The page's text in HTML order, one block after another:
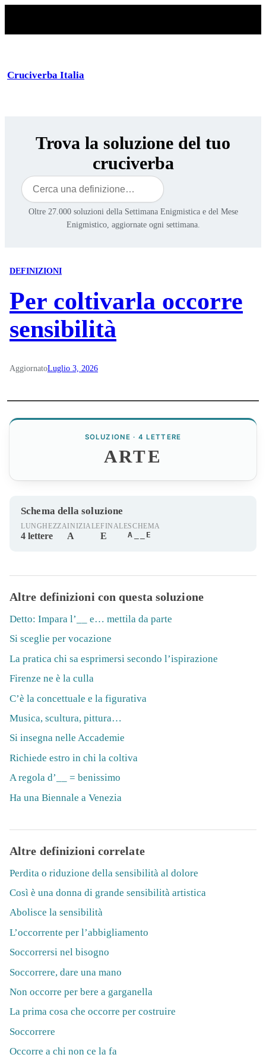
Cruciverba Italia
Trova la soluzione del tuo
cruciverba
Cerca
Oltre 27.000 soluzioni della Settimana Enigmistica e del Mese
Enigmistico, aggiornate ogni settimana.
DEFINIZIONI
Per coltivarla occorre
sensibilità
AggiornatoLuglio 3, 2026
SOLUZIONE · 4 LETTERE
ARTE
Schema della soluzione
LUNGHEZZA
4 lettere
INIZIALE
A
FINALE
E
SCHEMA
A__E
Altre definizioni con questa soluzione
Detto: Impara l’__ e… mettila da parte
Si sceglie per vocazione
La pratica chi sa esprimersi secondo l’ispirazione
Firenze ne è la culla
C’è la concettuale e la figurativa
Musica, scultura, pittura…
Si insegna nelle Accademie
Richiede estro in chi la coltiva
A regola d’__ = benissimo
Ha una Biennale a Venezia
Altre definizioni correlate
Perdita o riduzione della sensibilità al dolore
Così è una donna di grande sensibilità artistica
Abolisce la sensibilità
L’occorrente per l’abbigliamento
Soccorrersi nel bisogno
Soccorrere, dare una mano
Non occorre per bere a garganella
La prima cosa che occorre per costruire
Soccorrere
Occorre a chi non ce la fa